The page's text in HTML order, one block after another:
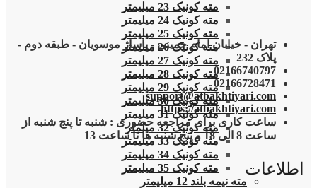
مته کونیک 23 میلیمتر
مته کونیک 24 میلیمتر
مته کونیک 25 میلیمتر
مته کونیک 26 میلیمتر
مته کونیک 27 میلیمتر
مته کونیک 28 میلیمتر
مته کونیک 29 میلیمتر
مته کونیک 30 میلیمتر
مته کونیک 31 میلیمتر
مته کونیک 32 میلمتر
مته کونیک 33 میلیمتر
مته کونیک 34 میلیمتر
مته کونیک 35 میلیمتر
مته نیمه بلند 12 میلیمتر
تهران - خیابان امام خمینی - پاساژ موسویان - طبقه دوم -
پلاک 232
02166740797
02166728471
support@atbakhtiyari.com
https://atbakhtiyari.com
ساعت کاری برای مراجعه حضوری : شنبه تا پنج شنبه از
ساعت 8 الی 18 و پنج شنبه ها تا ساعت 13
اطلاعات